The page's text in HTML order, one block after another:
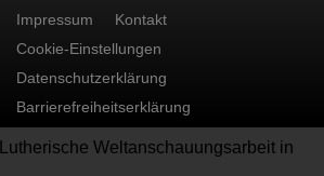
Impressum
Kontakt
Cookie-Einstellungen
Datenschutzerklärung
Barrierefreiheitserklärung
Weltanschauungsarbeit in